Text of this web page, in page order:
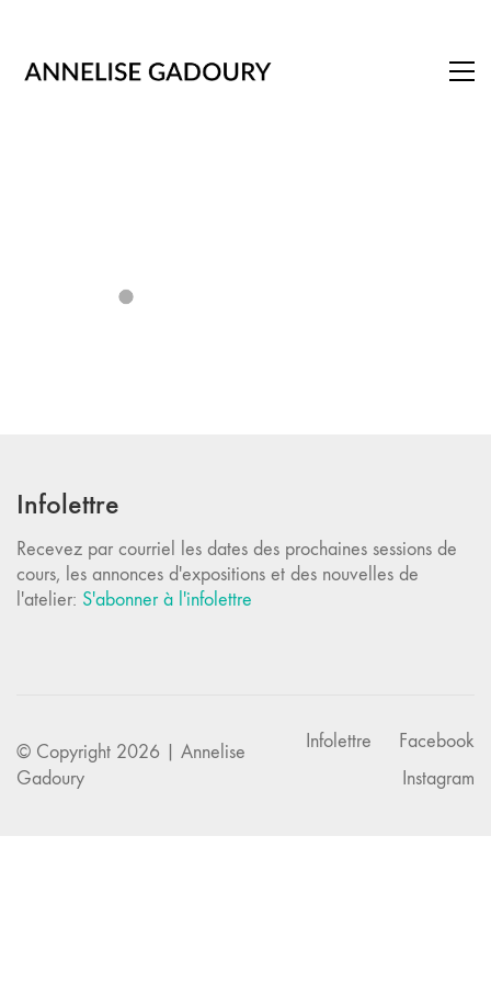
Show More
Infolettre
Recevez par courriel les dates des prochaines sessions de
cours, les annonces d'expositions et des nouvelles de
l'atelier: S'abonner à l'infolettre
Infolettre
Facebook
Instagram
© Copyright 2026 | Annelise
Gadoury